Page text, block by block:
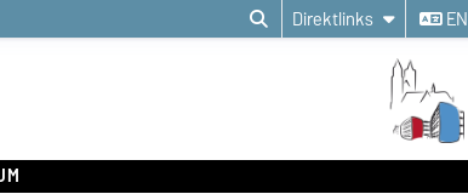
Direktlinks EN